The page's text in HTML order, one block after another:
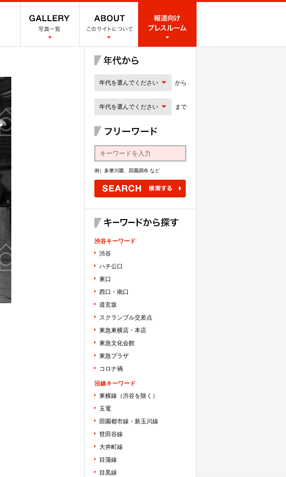
年代を選んでください から
年代を選んでください まで
例）多摩川園、田園調布 など
渋谷キーワード
渋谷
ハチ公口
東口
西口・南口
道玄坂
スクランブル交差点
東急東横店・本店
東急文化会館
東急プラザ
コロナ禍
沿線キーワード
東横線（渋谷を除く）
玉電
田園都市線・新玉川線
世田谷線
大井町線
目蒲線
目黒線